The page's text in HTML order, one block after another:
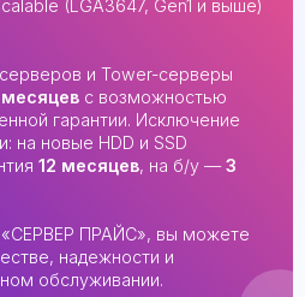
(LGA3647, Gen1 и выше)
и Tower-серверы
месяцев с возможностью
гарантии. Исключение
на новые HDD и SSD
12 месяцев, на б/у —3
«СЕРВЕР ПРАЙС», вы можете
надежности и
обслуживании.